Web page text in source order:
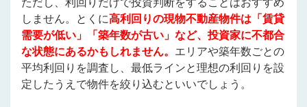
しません。とくに高利回りの現物不動産物件は「賃貸
需要が低い」「築年数が古い」など、投資家に不都合
な状態にあるかもしれません。 エリアや築年数ごとの
平均利回りを調査し、最低ラインと理想の利回りを設
定したうえで物件を絞り込むといいでしょう。